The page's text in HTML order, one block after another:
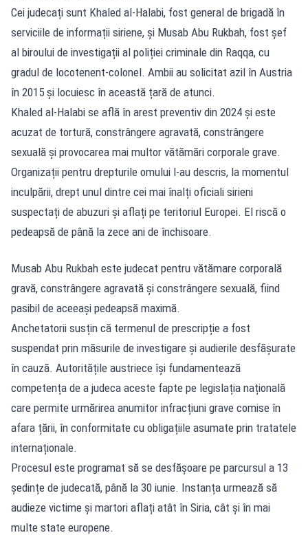
Cei judecați sunt Khaled al-Halabi, fost general de brigadă în
serviciile de informații siriene, și Musab Abu Rukbah, fost șef
al biroului de investigații al poliției criminale din Raqqa, cu
gradul de locotenent-colonel. Ambii au solicitat azil în Austria
în 2015 și locuiesc în această țară de atunci.
Khaled al-Halabi se află în arest preventiv din 2024 și este
acuzat de tortură, constrângere agravată, constrângere
sexuală și provocarea mai multor vătămări corporale grave.
Organizații pentru drepturile omului l-au descris, la momentul
inculpării, drept unul dintre cei mai înalți oficiali sirieni
suspectați de abuzuri și aflați pe teritoriul Europei. El riscă o
pedeapsă de până la zece ani de închisoare.
Musab Abu Rukbah este judecat pentru vătămare corporală
gravă, constrângere agravată și constrângere sexuală, fiind
pasibil de aceeași pedeapsă maximă.
Anchetatorii susțin că termenul de prescripție a fost
suspendat prin măsurile de investigare și audierile desfășurate
în cauză. Autoritățile austriece își fundamentează
competența de a judeca aceste fapte pe legislația națională
care permite urmărirea anumitor infracțiuni grave comise în
afara țării, în conformitate cu obligațiile asumate prin tratatele
internaționale.
Procesul este programat să se desfășoare pe parcursul a 13
ședințe de judecată, până la 30 iunie. Instanța urmează să
audieze victime și martori aflați atât în Siria, cât și în mai
multe state europene.